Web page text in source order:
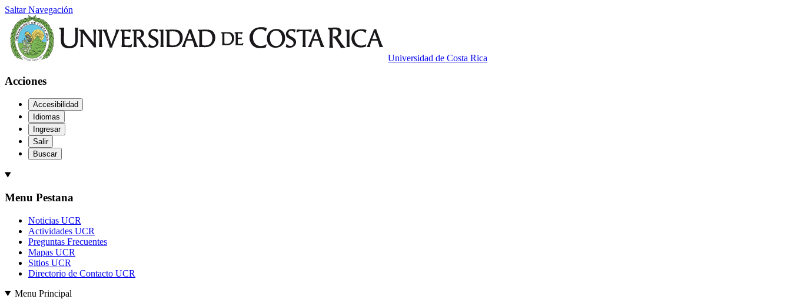
Saltar Navegación
Universidad de Costa Rica
Acciones
Accesibilidad
Idiomas
Ingresar
Salir
Buscar
Menu Pestana
Noticias UCR
Actividades UCR
Preguntas Frecuentes
Mapas UCR
Sitios UCR
Directorio de Contacto UCR
Menu Principal